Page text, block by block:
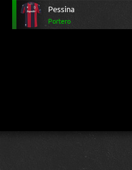
Pessina
Portero